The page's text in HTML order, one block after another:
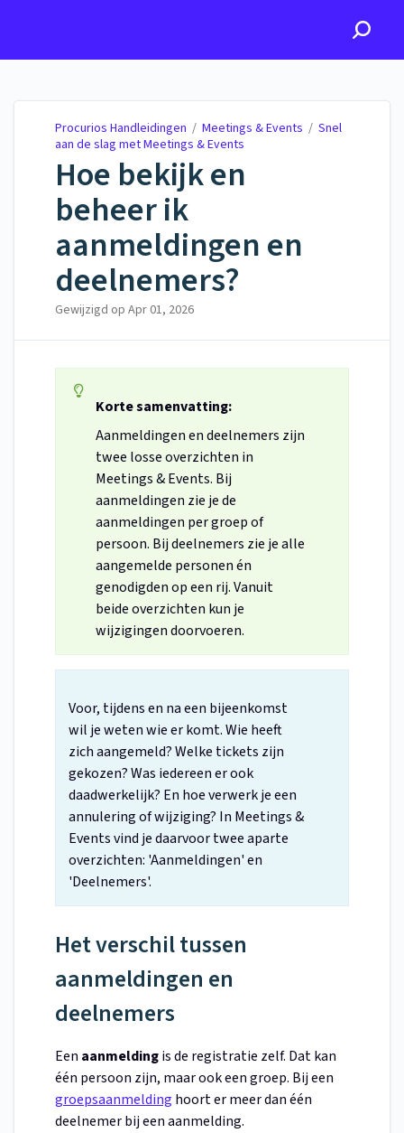
Procurios Handleidingen / Meetings & Events / Snel
aan de slag met Meetings & Events
Hoe bekijk en
beheer ik
aanmeldingen en
deelnemers?
Gewijzigd op Apr 01, 2026
Korte samenvatting:
Aanmeldingen en deelnemers zijn
twee losse overzichten in
Meetings & Events. Bij
aanmeldingen zie je de
aanmeldingen per groep of
persoon. Bij deelnemers zie je alle
aangemelde personen én
genodigden op een rij. Vanuit
beide overzichten kun je
wijzigingen doorvoeren.
Voor, tijdens en na een bijeenkomst
wil je weten wie er komt. Wie heeft
zich aangemeld? Welke tickets zijn
gekozen? Was iedereen er ook
daadwerkelijk? En hoe verwerk je een
annulering of wijziging? In Meetings &
Events vind je daarvoor twee aparte
overzichten: 'Aanmeldingen' en
'Deelnemers'.
Het verschil tussen
aanmeldingen en
deelnemers
Een aanmeldingis de registratie zelf. Dat kan
één persoon zijn, maar ook een groep. Bij een
groepsaanmelding hoort er meer dan één
deelnemer bij een aanmelding.